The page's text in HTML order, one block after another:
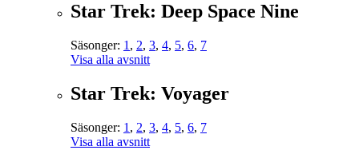
Star Trek: Deep Space Nine
Säsonger: 1 , 2, 3, 4, 5, 6, 7
Visa alla avsnitt
Star Trek: Voyager
Säsonger: 1 , 2, 3, 4, 5, 6, 7
Visa alla avsnitt